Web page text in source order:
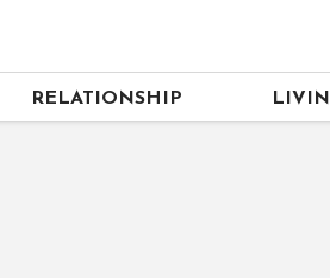
RELATIONSHIP